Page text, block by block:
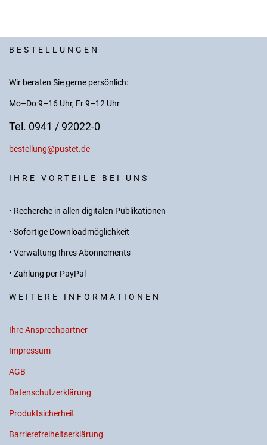
BESTELLUNGEN
Wir beraten Sie gerne persönlich:
Mo–Do 9–16 Uhr, Fr 9–12 Uhr
Tel. 0941 / 92022-0
bestellung@pustet.de
IHRE VORTEILE BEI UNS
• Recherche in allen digitalen Publikationen
• Sofortige Downloadmöglichkeit
• Verwaltung Ihres Abonnements
• Zahlung per PayPal
WEITERE INFORMATIONEN
Ihre Ansprechpartner
Impressum
AGB
Datenschutzerklärung
Produktsicherheit
Barrierefreiheitserklärung